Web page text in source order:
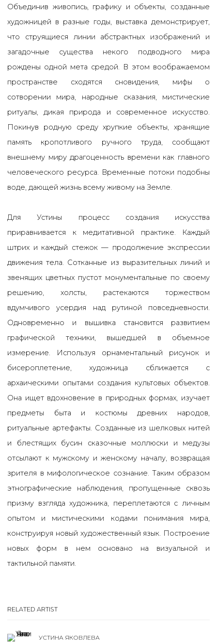
Объединив живопись, графику и объекты, созданные
художницей в разные годы, выставка демонстрирует,
что струящиеся линии абстрактных изображений и
загадочные существа некого подводного мира
рождены одной мета средой. В этом воображаемом
пространстве сходятся сновидения, мифы о
сотворении мира, народные сказания, мистические
ритуалы, дикая природа и современное искусство.
Покинув родную среду хрупкие объекты, хранящие
память кропотливого ручного труда, сообщают
внешнему миру драгоценность времени как главного
человеческого ресурса. Временные потоки подобны
воде, дающей жизнь всему живому на Земле.
Для Устины процесс создания искусства
приравнивается к медитативной практике. Каждый
штрих и каждый стежок — продолжение экспрессии
движения тела. Сотканные из выразительных линий и
звенящих цветных пустот монументальные по своему
решению, холсты, растекаются торжеством
вдумчивого усердия над рутиной повседневности.
Одновременно и вышивка становится развитием
графической техники, вышедшей в объемное
измерение. Используя орнаментальный рисунок и
бисероплетение, художница сближается с
архаическими опытами создания культовых объектов.
Она ищет вдохновение в природных формах, изучает
предметы быта и костюмы древних народов,
ритуальные артефакты. Созданные из шелковых нитей
и блестящих бусин сказочные моллюски и медузы
отсылают к мужскому и женскому началу, возвращая
зрителя в мифологическое сознание. Таким образом
этнографические наблюдения, пропущенные сквозь
призму взгляда художника, переплетаются с личным
опытом и мистическими кодами понимания мира,
конструируя новый художественный язык. Построение
новых форм в нем основано на визуальной и
тактильной памяти.
RELATED ARTIST
УСТИНА ЯКОВЛЕВА